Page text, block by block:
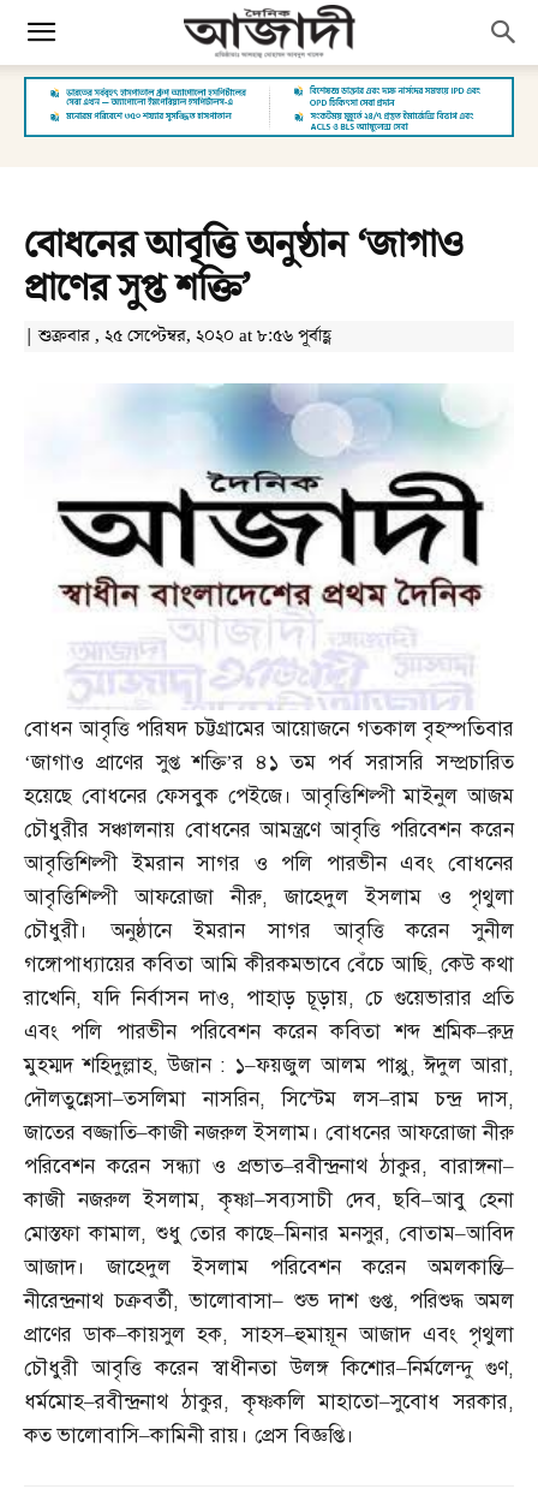
বোধনের আবৃত্তি অনুষ্ঠান ‘জাগাও
প্রাণের সুপ্ত শক্তি’
| শুক্রবার , ২৫ সেপ্টেম্বর, ২০২০ at ৮:৫৬ পূর্বাহ্ণ
বোধন আবৃত্তি পরিষদ চট্টগ্রামের আয়োজনে গতকাল বৃহস্পতিবার
‘জাগাও প্রাণের সুপ্ত শক্তি’র ৪১ তম পর্ব সরাসরি সম্প্রচারিত
হয়েছে বোধনের ফেসবুক পেইজে। আবৃত্তিশিল্পী মাইনুল আজম
চৌধুরীর সঞ্চালনায় বোধনের আমন্ত্রণে আবৃত্তি পরিবেশন করেন
আবৃত্তিশিল্পী ইমরান সাগর ও পলি পারভীন এবং বোধনের
আবৃত্তিশিল্পী আফরোজা নীরু,জাহেদুল ইসলাম ও পৃথুলা
চৌধুরী। অনুষ্ঠানে ইমরান সাগর আবৃত্তি করেন সুনীল
গঙ্গোপাধ্যায়ের কবিতা আমি কীরকমভাবে বেঁচে আছি,কেউ কথা
রাখেনি,যদি নির্বাসন দাও, পাহাড় চূড়ায়, চে গুয়েভারার প্রতি
এবং পলি পারভীন পরিবেশন করেন কবিতা শব্দ শ্রমিক–রুদ্র
মুহম্মদ শহিদুল্লাহ,উজান : ১–ফয়জুল আলম পাপ্পু,ঈদুল আরা,
দৌলতুন্নেসা–তসলিমা নাসরিন,সিস্টেম লস–রাম চন্দ্র দাস,
জাতের বজ্জাতি–কাজী নজরুল ইসলাম। বোধনের আফরোজা নীরু
পরিবেশন করেন সন্ধ্যা ও প্রভাত–রবীন্দ্রনাথ ঠাকুর,বারাঙ্গনা–
কাজী নজরুল ইসলাম,কৃষ্ণা–সব্যসাচী দেব,ছবি–আবু হেনা
মোস্তফা কামাল, শুধু তোর কাছে–মিনার মনসুর,বোতাম–আবিদ
আজাদ। জাহেদুল ইসলাম পরিবেশন করেন অমলকান্তি–
নীরেন্দ্রনাথ চক্রবর্তী,ভালোবাসা– শুভ দাশ গুপ্ত, পরিশুদ্ধ অমল
প্রাণের ডাক–কায়সুল হক,সাহস–হুমায়ূন আজাদ এবং পৃথুলা
চৌধুরী আবৃত্তি করেন স্বাধীনতা উলঙ্গ কিশোর–নির্মলেন্দু গুণ,
ধর্মমোহ–রবীন্দ্রনাথ ঠাকুর,কৃষ্ণকলি মাহাতো–সুবোধ সরকার,
কত ভালোবাসি–কামিনী রায়। প্রেস বিজ্ঞপ্তি।